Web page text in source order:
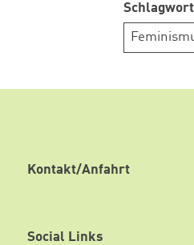
Kontakt/Anfahrt
Social Links